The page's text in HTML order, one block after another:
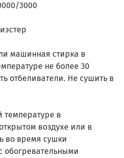
3000
машинная стирка в
не более 30
отбеливатели. Не сушить в
температуре в
воздухе или в
во время сушки
обогревательными